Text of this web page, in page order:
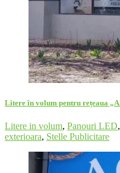
Litere în volum pentru rețeaua
Litere in volum, Panouri LED,
exterioara, Stelle Publicitare